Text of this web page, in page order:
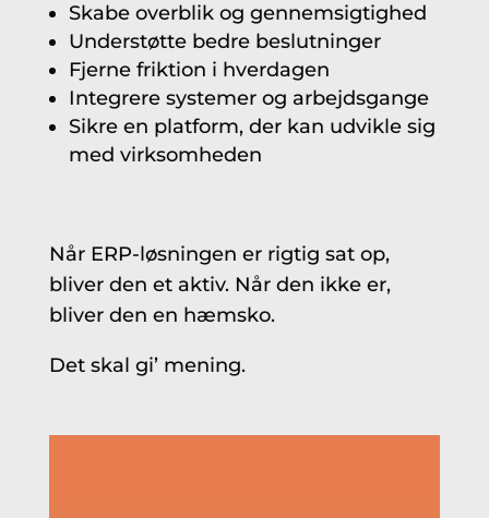
Skabe overblik og gennemsigtighed
Understøtte bedre beslutninger
Fjerne friktion i hverdagen
Integrere systemer og arbejdsgange
Sikre en platform, der kan udvikle sig
med virksomheden
Når ERP-løsningen er rigtig sat op,
bliver den et aktiv. Når den ikke er,
bliver den en hæmsko.
Det skal gi’ mening.